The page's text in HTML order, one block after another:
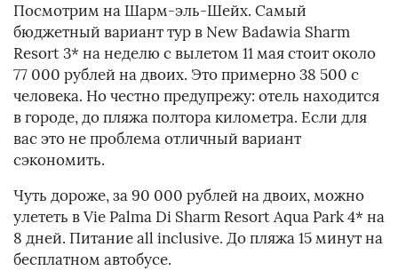
Посмотрим на Шарм-эль-Шейх. Самый
бюджетный вариант тур в New Badawia Sharm
Resort 3* на неделю с вылетом 11 мая стоит около
77 000 рублей на двоих. Это примерно 38 500 с
человека. Но честно предупрежу: отель находится
в городе, до пляжа полтора километра. Если для
вас это не проблема отличный вариант
сэкономить.
Чуть дороже, за 90 000 рублей на двоих, можно
улететь в Vie Palma Di Sharm Resort Aqua Park 4* на
8 дней. Питание all inclusive. До пляжа 15 минут на
бесплатном автобусе.